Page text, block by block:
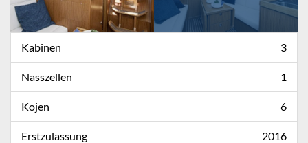
Kabinen 3
Nasszellen 1
Kojen 6
Erstzulassung 2016